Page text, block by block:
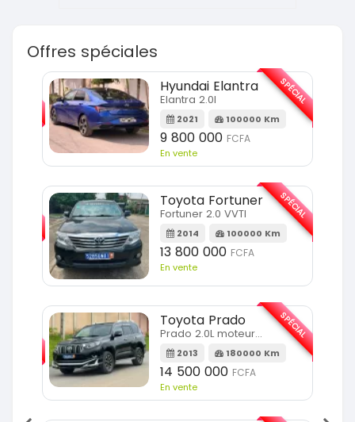
Offres spéciales
Hyundai Elantra
Elantra 2.0l
2021 100000 Km
9 800 000 FCFA
En vente
SPÉCIAL
Toyota Fortuner
Fortuner 2.0 VVTI
2014 100000 Km
13 800 000 FCFA
En vente
SPÉCIAL
Toyota Prado
Prado 2.0L moteur d4d
2013 180000 Km
14 500 000 FCFA
En vente
SPÉCIAL